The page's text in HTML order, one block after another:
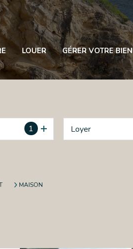
LOUER GÉRER VOTRE BIEN
1 Loyer
MAISON